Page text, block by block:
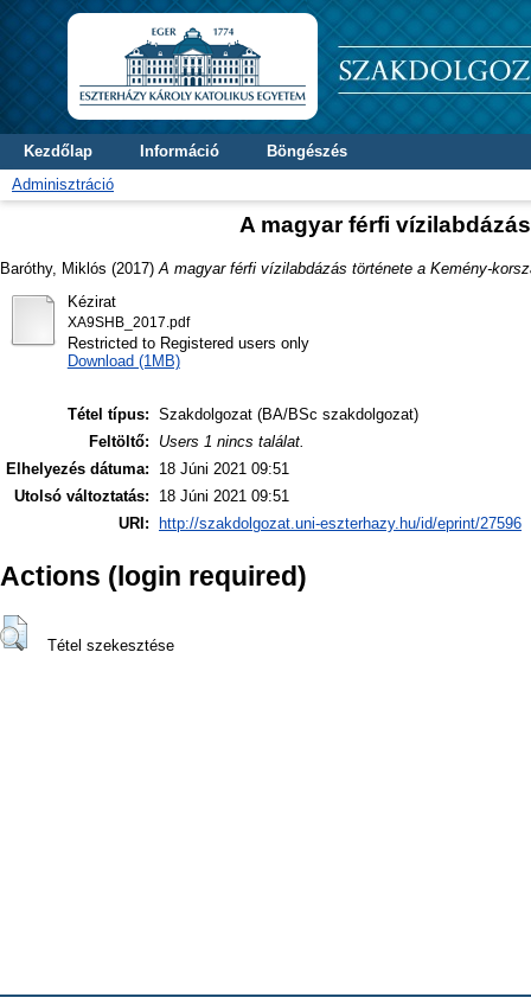
Kezdőlap Információ
Böngészés
Adminisztráció
A magyar férfi
Baróthy, Miklós (2017) A magyar férfi vízilabdázás története a Kemény-
Kézirat
XA9SHB_2017.pdf
Restricted to Registered users only
Download (1MB)
Tétel típus: Szakdolgozat (BA/BSc szakdolgozat)
Feltöltő:
Users 1 nincs találat.
Elhelyezés dátuma:
18 Júni 2021 09:51
Utolsó változtatás:
18 Júni 2021 09:51
URI:
http://szakdolgozat.uni-eszterhazy.hu/id/eprint/27596
Actions (login required)
Tétel szekesztése